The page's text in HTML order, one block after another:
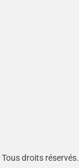
Tous droits réservés.